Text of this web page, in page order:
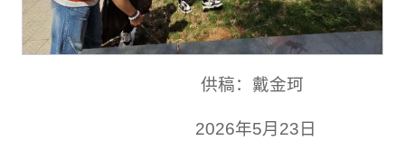
供稿：戴金珂
2026年5月23日